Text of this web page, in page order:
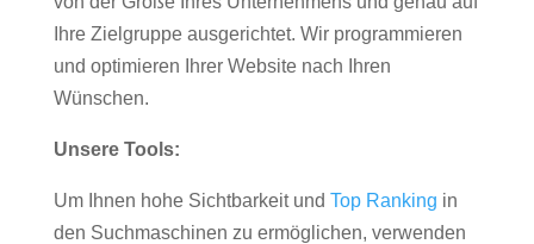
Ihre Zielgruppe ausgerichtet. Wir programmieren
und optimieren Ihrer Website nach Ihren
Wünschen.
Unsere Tools:
Um Ihnen hohe Sichtbarkeit und Top Ranking in
den Suchmaschinen zu ermöglichen, verwenden